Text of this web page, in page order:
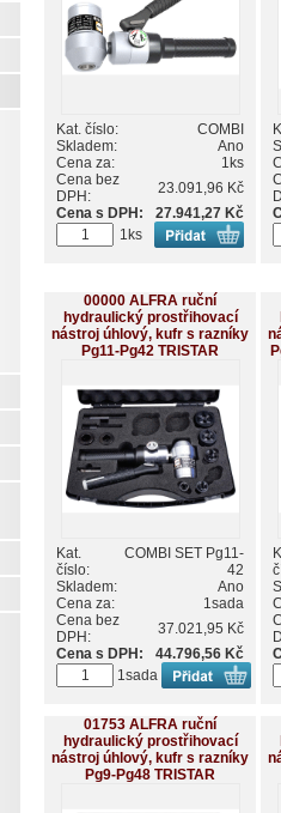
Kat. číslo:
COMBI
Skladem:
Ano
Cena za:
1ks
Cena bez
DPH:
23.091,96 Kč
Cena s DPH:
27.941,27 Kč
1ks
00000 ALFRA ruční
hydraulický prostřihovací
nástroj úhlový, kufr s razníky
Pg11-Pg42 TRISTAR
Kat.
číslo:
COMBI SET Pg11-
42
Skladem:
Ano
Cena za:
1sada
Cena bez
DPH:
37.021,95 Kč
Cena s DPH:
44.796,56 Kč
1sada
01753 ALFRA ruční
hydraulický prostřihovací
nástroj úhlový, kufr s razníky
Pg9-Pg48 TRISTAR